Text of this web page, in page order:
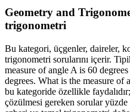
Geometry and
trigonometri
Bu kategori, üçgenler, daireler,
trigonometri sorularını içerir.
measure of angle A is 60
degrees. What is the measure of
bu kategoride özellikle
çözülmesi gereken sorular